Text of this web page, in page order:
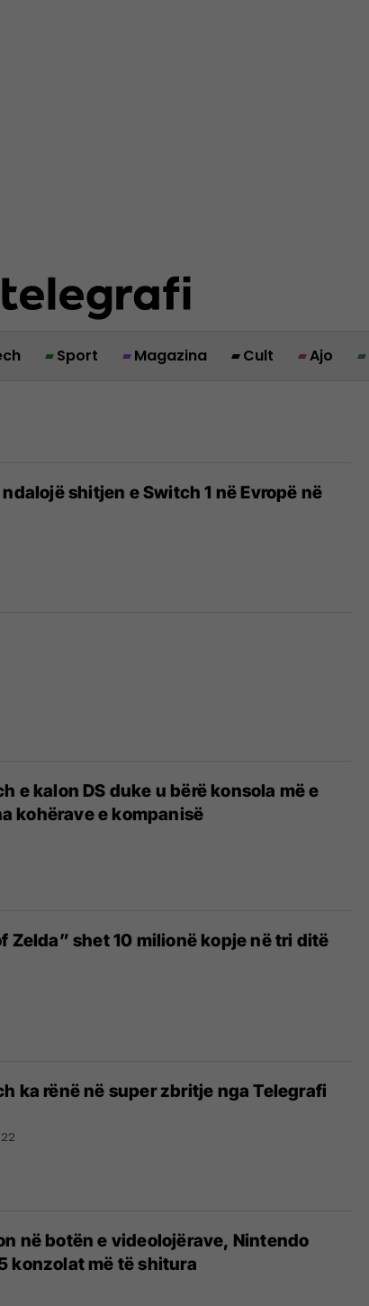
Sport Magazina Cult Ajo
shitjen e Switch 1 në Evropë në
e kalon DS duke u bërë konsola më e
kohërave e kompanisë
Zelda” shet 10 milionë kopje në tri ditë
ka rënë në super zbritje nga Telegrafi
në botën e videolojërave, Nintendo
konzolat më të shitura